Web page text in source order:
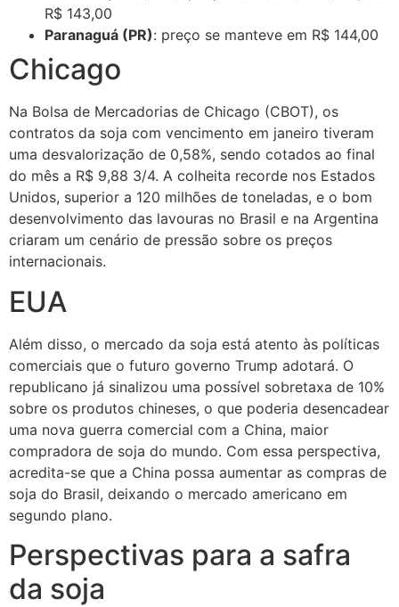
R$ 143,00
Paranaguá (PR): preço se manteve em R$ 144,00
Chicago
Na Bolsa de Mercadorias de Chicago (CBOT), os
contratos da soja com vencimento em janeiro tiveram
uma desvalorização de 0,58%, sendo cotados ao final
do mês a R$ 9,88 3/4. A colheita recorde nos Estados
Unidos, superior a 120 milhões de toneladas, e o bom
desenvolvimento das lavouras no Brasil e na Argentina
criaram um cenário de pressão sobre os preços
internacionais.
EUA
Além disso, o mercado da soja está atento às políticas
comerciais que o futuro governo Trump adotará. O
republicano já sinalizou uma possível sobretaxa de 10%
sobre os produtos chineses, o que poderia desencadear
uma nova guerra comercial com a China, maior
compradora de soja do mundo. Com essa perspectiva,
acredita-se que a China possa aumentar as compras de
soja do Brasil, deixando o mercado americano em
segundo plano.
Perspectivas para a safra
da soja